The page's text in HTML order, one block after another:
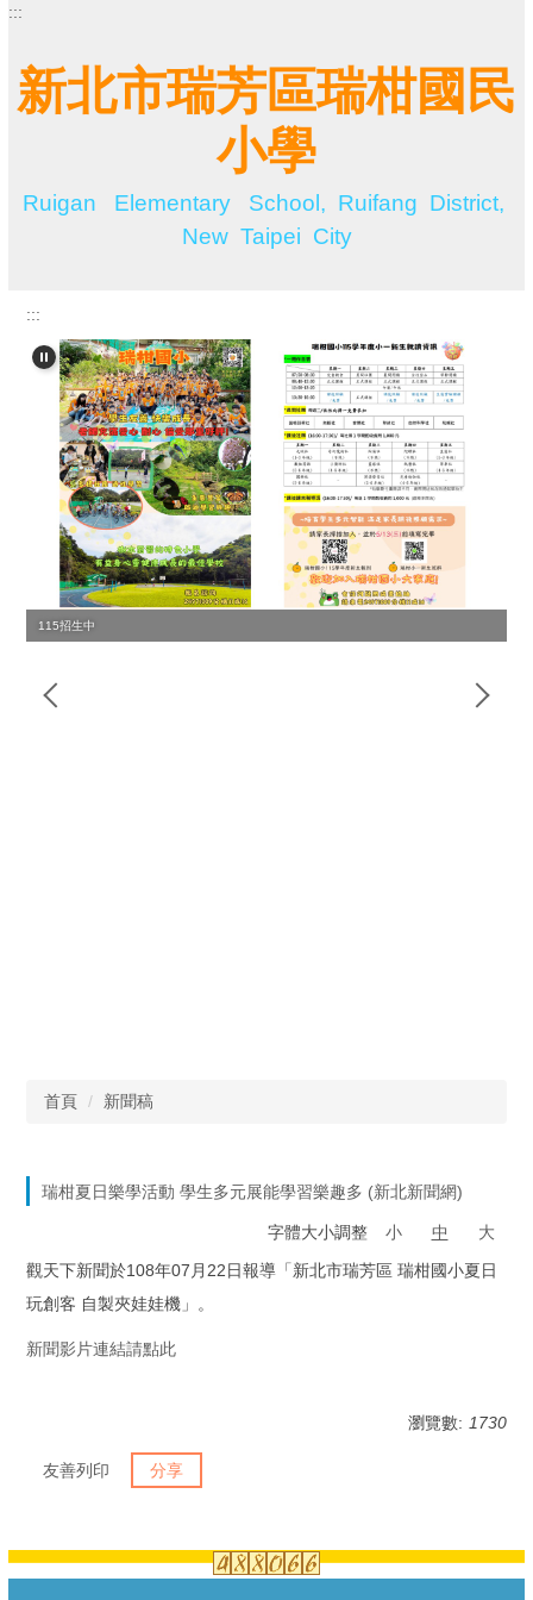
跳
主
要
內
:::
新北市瑞芳區瑞柑國民
小學
Ruigan Elementary School, Ruifang District,
New Taipei City
:::
115招生中
首頁 新聞稿
瑞柑夏日樂學活動 學生多元展能學習樂趣多 (新北新聞網)
字體大小調整 小 中
大
觀天下新聞於108年07月22日報導「新北市瑞芳區 瑞柑國小夏日
玩創客 自製夾娃娃機」。
新聞影片連結請點此
瀏覽數: 1730
友善列印 分享